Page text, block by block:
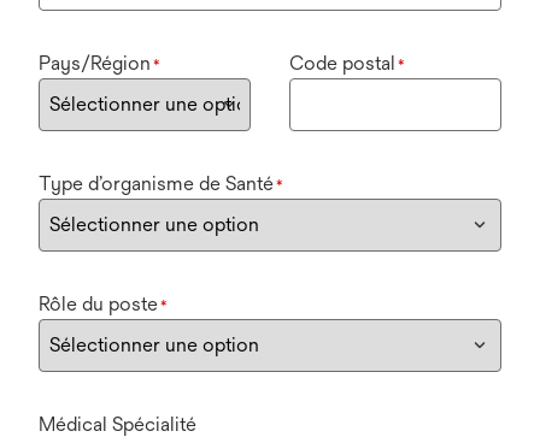
Pays/Région * Code postal *
Type d’organisme de Santé*
Rôle du poste*
Médical Spécialité